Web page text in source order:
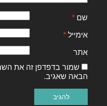
שם *
אימייל *
אתר
שמור בדפדפן זה את
הבאה שאגיב.